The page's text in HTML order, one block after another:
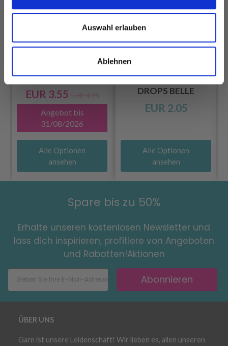
Auswahl erlauben
Ablehnen
DROPS KID-SILK
EUR 3.55 EUR 4.75
Angebot bis
31/08/2026
Alle Optionen
ansehen
DROPS BELLE
EUR 2.05
Alle Optionen
ansehen
Spare bis zu 50%
Erhalte unseren kostenlosen Newsletter und
lass dich inspirieren, profitiere von Angeboten
und Rabatten!Aktionen
Abonnieren
ÜBER UNS
Garn ist unsere Leidenschaft! Wir lieben es, allen unseren